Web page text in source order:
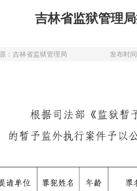
吉林省监狱管理
：吉林省监狱管理局 发布时